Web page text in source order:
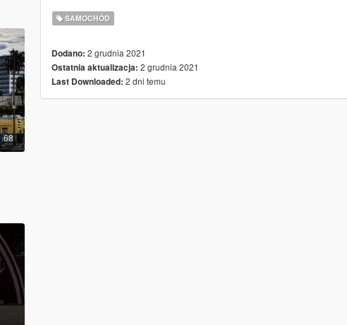
68
SAMOCHÓD
Dodano: 2 grudnia 2021
Ostatnia aktualizacja: 2 grudnia 2021
Last Downloaded: 2 dni temu